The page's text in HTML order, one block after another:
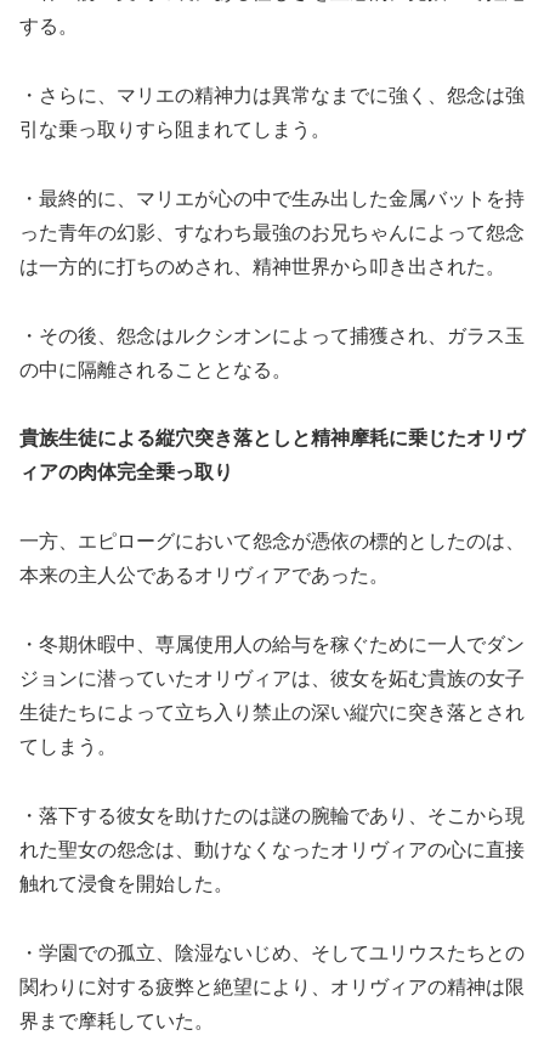
する。
・さらに、マリエの精神力は異常なまでに強く、怨念は強
引な乗っ取りすら阻まれてしまう。
・最終的に、マリエが心の中で生み出した金属バットを持
った青年の幻影、すなわち最強のお兄ちゃんによって怨念
は一方的に打ちのめされ、精神世界から叩き出された。
・その後、怨念はルクシオンによって捕獲され、ガラス玉
の中に隔離されることとなる。
貴族生徒による縦穴突き落としと精神摩耗に乗じたオリヴ
ィアの肉体完全乗っ取り
一方、エピローグにおいて怨念が憑依の標的としたのは、
本来の主人公であるオリヴィアであった。
・冬期休暇中、専属使用人の給与を稼ぐために一人でダン
ジョンに潜っていたオリヴィアは、彼女を妬む貴族の女子
生徒たちによって立ち入り禁止の深い縦穴に突き落とされ
てしまう。
・落下する彼女を助けたのは謎の腕輪であり、そこから現
れた聖女の怨念は、動けなくなったオリヴィアの心に直接
触れて浸食を開始した。
・学園での孤立、陰湿ないじめ、そしてユリウスたちとの
関わりに対する疲弊と絶望により、オリヴィアの精神は限
界まで摩耗していた。